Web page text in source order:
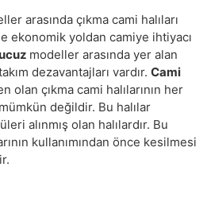
arasında çıkma cami halıları
ekonomik yoldan camiye ihtiyacı
modeller arasında yer alan
dezavantajları vardır. Cami
olan çıkma cami halılarının her
değildir. Bu halılar
alınmış olan halılardır. Bu
kullanımından önce kesilmesi